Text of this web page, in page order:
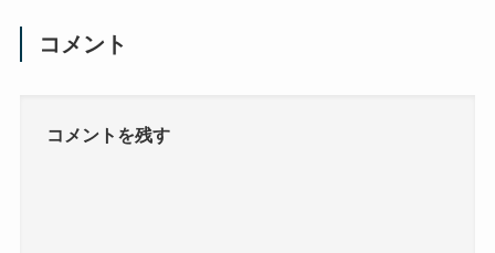
コメント
コメントを残す